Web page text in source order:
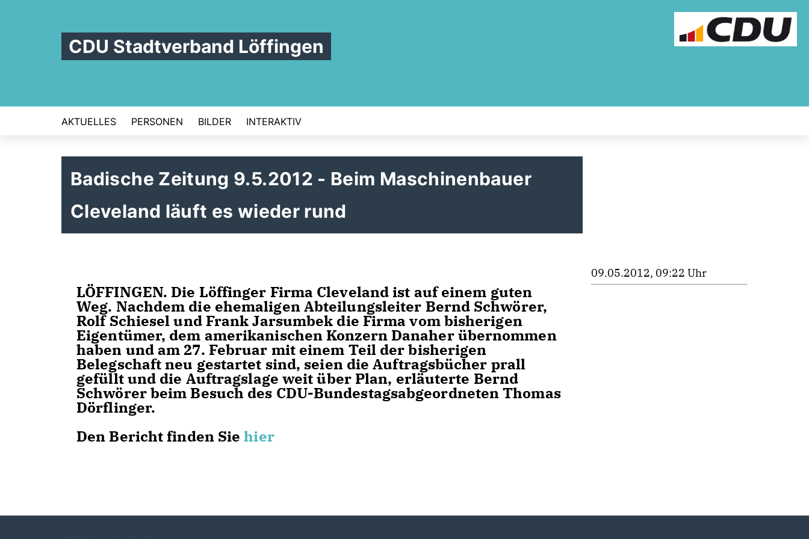
CDU Stadtverband Löffingen
AKTUELLES PERSONEN BILDER INTERAKTIV
Badische Zeitung 9.5.2012 - Beim Maschinenbauer
Cleveland läuft es wieder rund
LÖFFINGEN. Die Löffinger Firma Cleveland ist auf einem guten
Weg. Nachdem die ehemaligen Abteilungsleiter Bernd Schwörer,
Rolf Schiesel und Frank Jarsumbek die Firma vom bisherigen
Eigentümer, dem amerikanischen Konzern Danaher übernommen
haben und am 27. Februar mit einem Teil der bisherigen
Belegschaft neu gestartet sind, seien die Auftragsbücher prall
gefüllt und die Auftragslage weit über Plan, erläuterte Bernd
Schwörer beim Besuch des CDU-Bundestagsabgeordneten Thomas
Dörflinger.
Den Bericht finden Siehier
09.05.2012, 09:22 Uhr